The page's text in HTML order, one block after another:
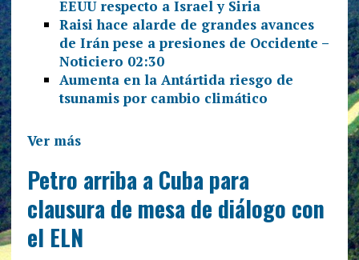
EEUU respecto a Israel y Siria
Raisi hace alarde de grandes avances
de Irán pese a presiones de Occidente –
Noticiero 02:30
Aumenta en la Antártida riesgo de
tsunamis por cambio climático
Ver más
Petro arriba a Cuba para
clausura de mesa de diálogo con
el ELN